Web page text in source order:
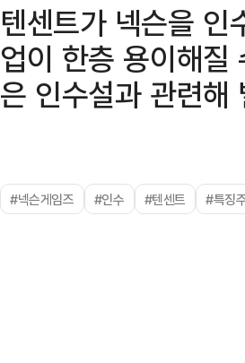
텐센트가 넥슨을
업이 한층 용이해
은 인수설과 관련해
#넥슨게임즈 #인수 #텐센트 #특징